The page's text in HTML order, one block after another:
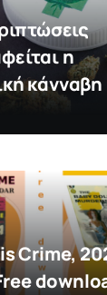
η
κάνναβη
Crime,